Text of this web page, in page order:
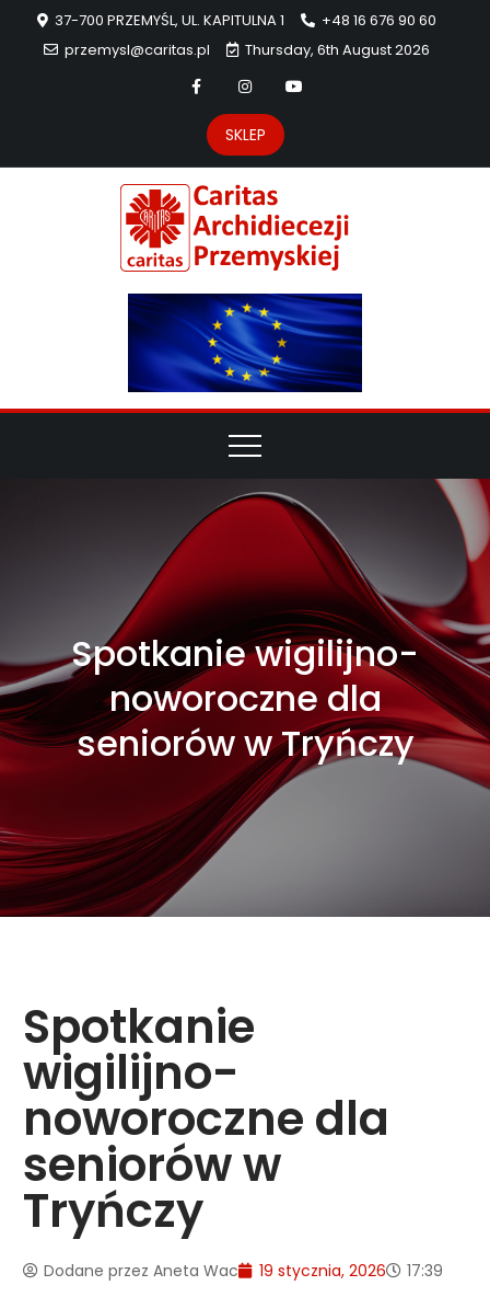
37-700 PRZEMYŚL, UL. KAPITULNA 1
+48 16 676 90 60
przemysl@caritas.pl
Thursday, 6th August 2026
SKLEP
Spotkanie wigilijno-
noworoczne dla
seniorów w Tryńczy
Spotkanie
wigilijno-
noworoczne dla
seniorów w
Tryńczy
Dodane przez Aneta Wac 19 stycznia, 2026 17:39